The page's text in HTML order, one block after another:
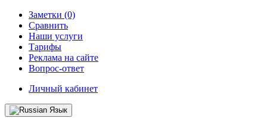
Заметки (0)
Сравнить
Наши услуги
Тарифы
Реклама на сайте
Вопрос-ответ
Личный кабинет
Язык